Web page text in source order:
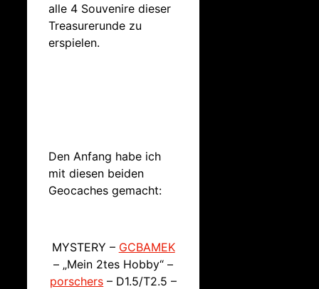
alle 4 Souvenire dieser
Treasurerunde zu
erspielen.
Den Anfang habe ich
mit diesen beiden
Geocaches gemacht:
MYSTERY – GCBAMEK
– „Mein 2tes Hobby“ –
porschers – D1.5/T2.5 –